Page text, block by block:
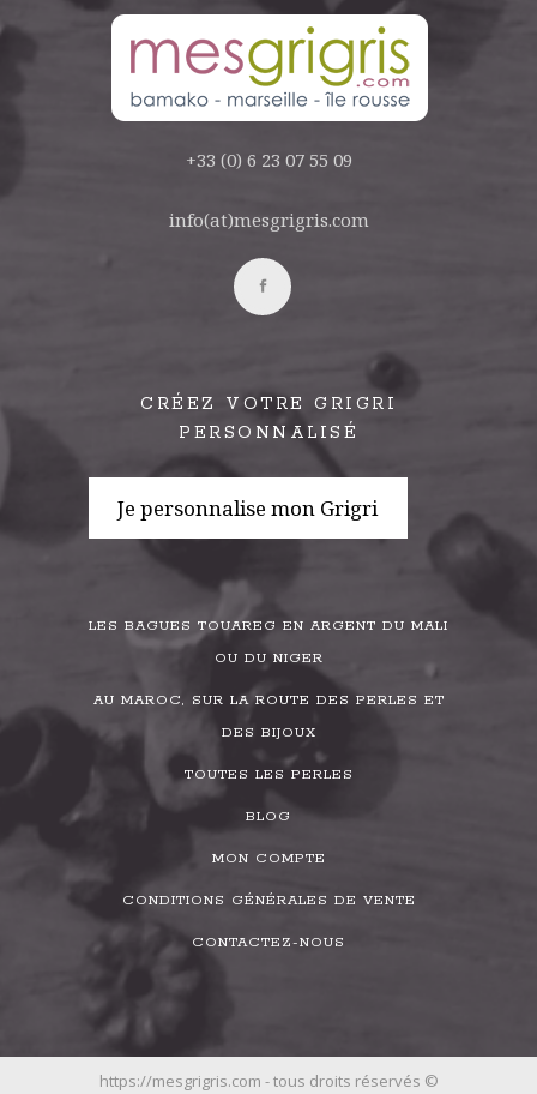
+33 (0) 6 23 07 55 09
info(at)mesgrigris.com
CRÉEZ VOTRE GRIGRI
PERSONNALISÉ
Je personnalise mon Grigri
LES BAGUES TOUAREG EN ARGENT DU MALI
OU DU NIGER
AU MAROC, SUR LA ROUTE DES PERLES ET
DES BIJOUX
TOUTES LES PERLES
BLOG
MON COMPTE
CONDITIONS GÉNÉRALES DE VENTE
CONTACTEZ-NOUS
https://mesgrigris.com - tous droits réservés ©